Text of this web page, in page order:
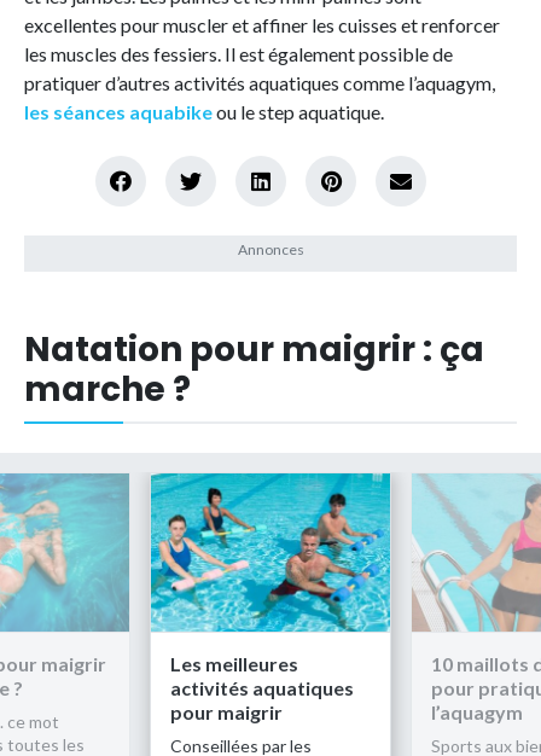
excellentes pour muscler et affiner les cuisses et renforcer
les muscles des fessiers. Il est également possible de
pratiquer d’autres activités aquatiques comme l’aquagym,
les séances aquabikeou le step aquatique.
Natation pour maigrir : ça
marche ?
maigrir
?
ce mot
toutes les
Les meilleures
activités aquatiques
pour maigrir
Conseillées par les
10 maillots
pour
l’aquagym
Sports aux